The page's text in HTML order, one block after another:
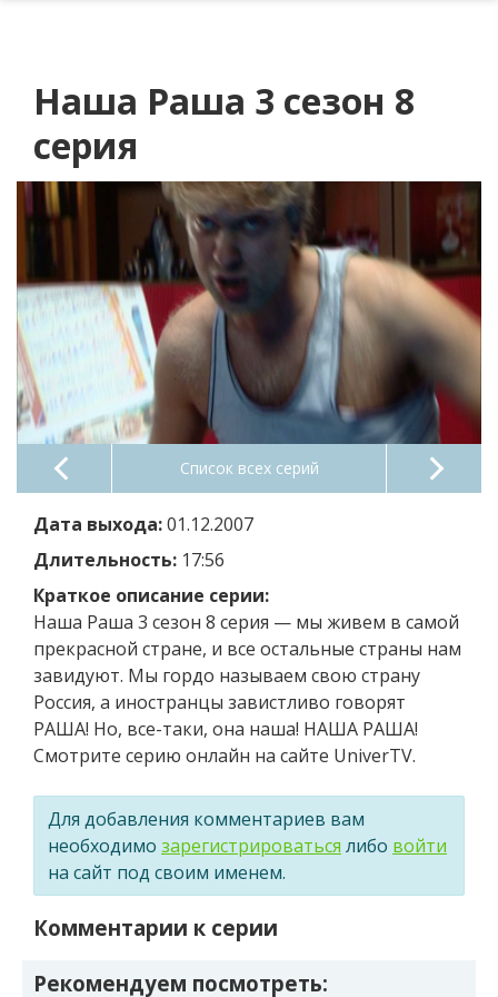
Наша Раша 3 сезон 8
серия
Список всех серий
Дата выхода:01.12.2007
Длительность: 17:56
Краткое описание серии:
Наша Раша 3 сезон 8 серия — мы живем в самой
прекрасной стране, и все остальные страны нам
завидуют. Мы гордо называем свою страну
Россия, а иностранцы завистливо говорят
РАША! Но, все-таки, она наша! НАША РАША!
Смотрите серию онлайн на сайте UniverTV.
Для добавления комментариев вам
необходимо зарегистрироваться либо войти
на сайт под своим именем.
Комментарии к серии
Рекомендуем посмотреть: